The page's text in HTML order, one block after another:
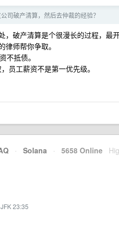
司破产清算，然后去仲裁的经验？
破产清算是个很漫长的过程，最
师帮你争取。
不抵债。
员工薪资不是第一优先级。
· Solana · 5658 Online
JFK 23:35